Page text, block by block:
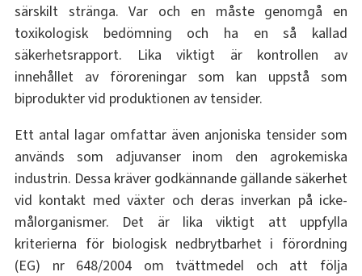
särskilt stränga. Var och en måste genomgå en
toxikologisk bedömning och ha en så kallad
säkerhetsrapport. Lika viktigt är kontrollen av
innehållet av föroreningar som kan uppstå som
biprodukter vid produktionen av tensider.
Ett antal lagar omfattar även anjoniska tensider som
används som adjuvanser inom den agrokemiska
industrin. Dessa kräver godkännande gällande säkerhet
vid kontakt med växter och deras inverkan på icke-
målorganismer. Det är lika viktigt att uppfylla
kriterierna för biologisk nedbrytbarhet i förordning
(EG) nr 648/2004 om tvättmedel och att följa